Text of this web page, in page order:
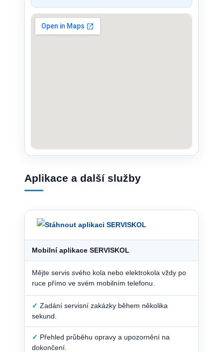
Aplikace a další služby
Mobilní aplikace SERVISKOL
Mějte servis svého kola nebo elektrokola vždy po
ruce přímo ve svém mobilním telefonu.
✓ Zadání servisní zakázky během několika
sekund.
✓ Přehled průběhu opravy a upozornění na
dokončení.